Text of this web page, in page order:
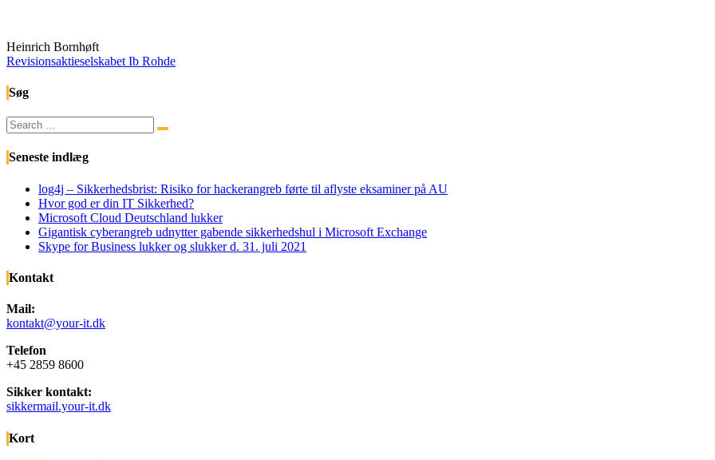
Heinrich Bornhøft
Revisionsaktieselskabet Ib Rohde
Søg
Search
for:
Search
Seneste indlæg
log4j – Sikkerhedsbrist: Risiko for hackerangreb førte til aflyste eksaminer på AU
Hvor god er din IT Sikkerhed?
Microsoft Cloud Deutschland lukker
Gigantisk cyberangreb udnytter gabende sikkerhedshul i Microsoft Exchange
Skype for Business lukker og slukker d. 31. juli 2021
Kontakt
Mail:
kontakt@your-it.dk
Telefon
+45 2859 8600
Sikker kontakt:
sikkermail.your-it.dk
Kort